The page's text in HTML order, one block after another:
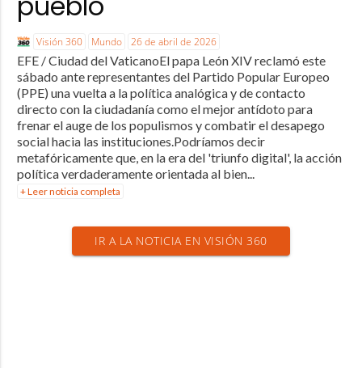
Visión 360 Mundo 26 de abril de 2026
EFE / Ciudad del VaticanoEl papa León XIV reclamó este
sábado ante representantes del Partido Popular Europeo
(PPE) una vuelta a la política analógica y de contacto
directo con la ciudadanía como el mejor antídoto para
frenar el auge de los populismos y combatir el desapego
social hacia las instituciones.Podríamos decir
metafóricamente que, en la era del 'triunfo digital', la acción
política verdaderamente orientada al bien...
+ Leer noticia completa
IR A LA NOTICIA EN VISIÓN 360